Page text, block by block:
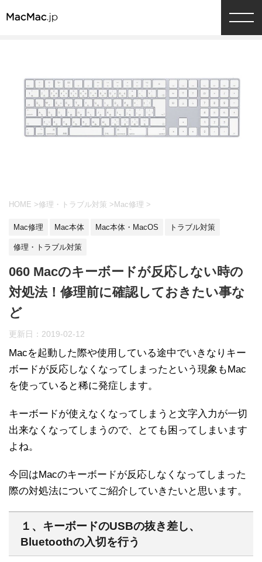
HOME >修理・トラブル対策 >Mac修理 >
Mac修理 Mac本体 Mac本体・MacOS トラブル対策
修理・トラブル対策
060 Macのキーボードが反応しない時の
対処法！修理前に確認しておきたい事な
ど
更新日： 2019-02-12
Macを起動した際や使用している途中でいきなりキー
ボードが反応しなくなってしまったという現象もMac
を使っていると稀に発症します。
キーボードが使えなくなってしまうと文字入力が一切
出来なくなってしまうので、とても困ってしまいます
よね。
今回はMacのキーボードが反応しなくなってしまった
際の対処法についてご紹介していきたいと思います。
１、キーボードのUSBの抜き差し、
Bluetoothの入切を行う